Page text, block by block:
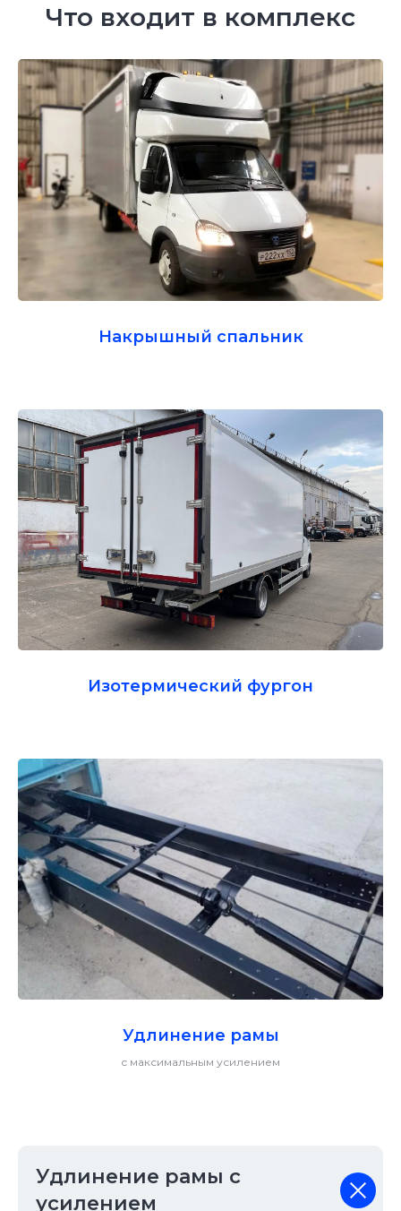
Что входит в комплекс
Накрышный спальник
Изотермический фургон
Удлинение рамы
с максимальным усилением
Удлинение рамы с
усилением